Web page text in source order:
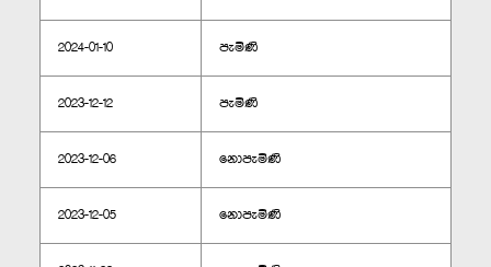
2024-01-10 පැමිණි
2023-12-12 පැමිණි
2023-12-06 නොපැමිණි
2023-12-05 නොපැමිණි